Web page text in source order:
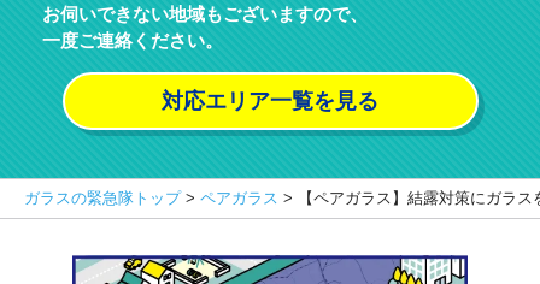
お伺いできない地域もございますので、
一度ご連絡ください。
対応エリア一覧を見る
ガラスの緊急隊トップ> ペアガラス > 【ペアガラス】結露対策にガラ